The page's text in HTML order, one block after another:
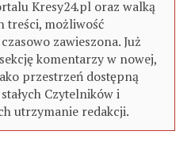
Kresy24.pl oraz walką
treści, możliwość
zawieszona. Już
komentarzy w nowej,
przestrzeń dostępną
Czytelników i
utrzymanie redakcji.